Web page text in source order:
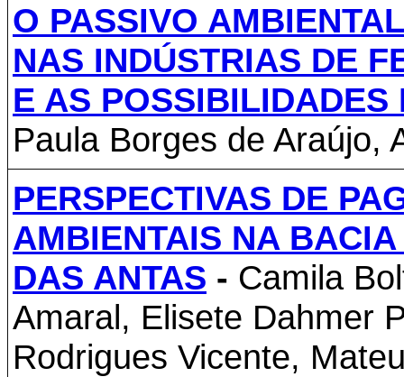
O PASSIVO
NAS INDÚSTRIAS DE
E AS POSSIBILIDADES
Paula Borges de Araújo,
PERSPECTIVAS DE
AMBIENTAIS NA
DAS ANTAS - Camila
Amaral, Elisete Dahmer
Rodrigues Vicente,